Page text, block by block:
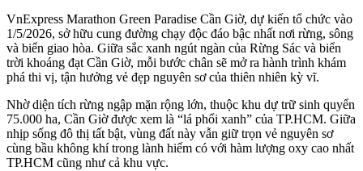
VnExpress Marathon Green Paradise Cần Giờ, dự kiến tổ chức vào
1/5/2026, sở hữu cung đường chạy độc đáo bậc nhất nơi rừng, sông
và biển giao hòa. Giữa sắc xanh ngút ngàn của Rừng Sác và biển
trời khoáng đạt Cần Giờ, mỗi bước chân sẽ mở ra hành trình khám
phá thi vị, tận hưởng vẻ đẹp nguyên sơ của thiên nhiên kỳ vĩ.
Nhờ diện tích rừng ngập mặn rộng lớn, thuộc khu dự trữ sinh quyển
75.000 ha, Cần Giờ được xem là “lá phổi xanh” của TP.HCM. Giữa
nhịp sống đô thị tất bật, vùng đất này vẫn giữ trọn vẻ nguyên sơ
cùng bầu không khí trong lành hiếm có với hàm lượng oxy cao nhất
TP.HCM cũng như cả khu vực.